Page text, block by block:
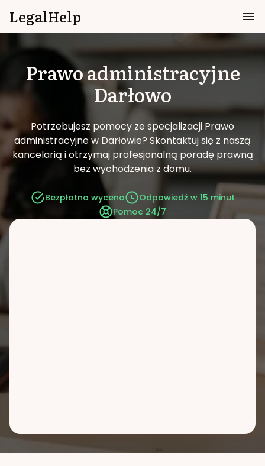
LegalHelp
Prawo administracyjne
Darłowo
Potrzebujesz pomocy ze specjalizacji Prawo
administracyjne w Darłowie? Skontaktuj się z naszą
kancelarią i otrzymaj profesjonalną poradę prawną
bez wychodzenia z domu.
Bezpłatna wycena
Odpowiedź w 15 minut
Pomoc 24/7